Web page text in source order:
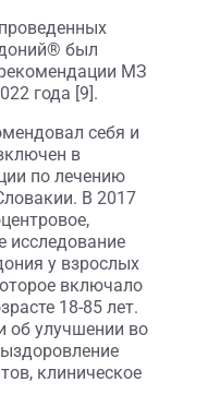
был
МЗ
года [9].
себя и
в
по лечению
В 2017
исследование
у взрослых
включало
18-85 лет.
об улучшении во
клиническое